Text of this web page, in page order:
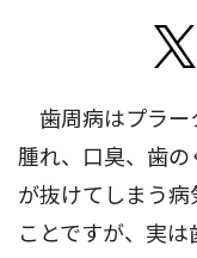
歯周病はプラー
腫れ、口臭、歯
が抜けてしまう
ことですが、実